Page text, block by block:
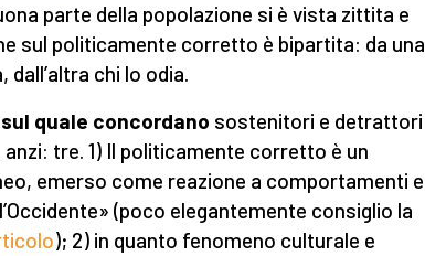
parte della popolazione si è vista zittita e
sul politicamente corretto è bipartita: da una
dall’altra chi lo odia.
sul quale concordano sostenitori e detrattori
tre. 1) Il politicamente corretto è un
emerso come reazione a comportamenti e
(poco elegantemente consiglio la
); 2) in quanto fenomeno culturale e